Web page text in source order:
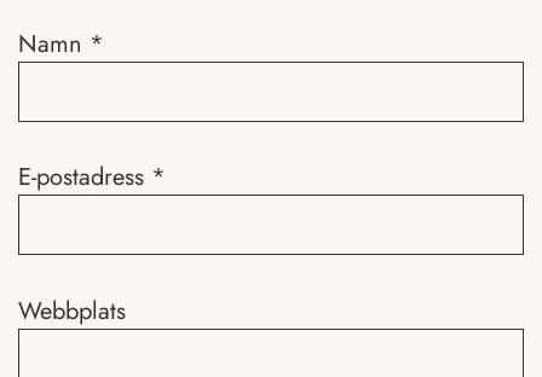
Namn *
E-postadress *
Webbplats